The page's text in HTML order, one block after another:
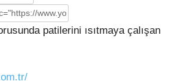
patilerini ısıtmaya çalışan